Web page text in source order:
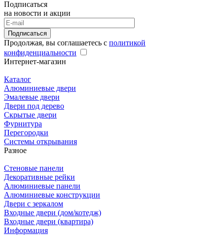
Подписаться
на новости и акции
Подписаться
Продолжая, вы соглашаетесь с политикой
конфиденциальности
Интернет-магазин
Каталог
Алюминиевые двери
Эмалевые двери
Двери под дерево
Скрытые двери
Фурнитура
Перегородки
Системы открывания
Разное
Стеновые панели
Декоративные рейки
Алюминиевые панели
Алюминиевые конструкции
Двери с зеркалом
Входные двери (дом/котедж)
Входные двери (квартира)
Информация